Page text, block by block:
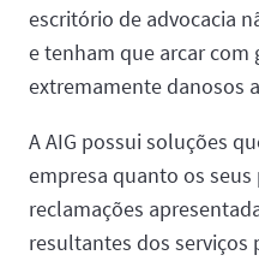
escritório de advocacia
e tenham que arcar com
extremamente danosos
A AIG possui soluções
empresa quanto os
reclamações
resultantes dos serviços